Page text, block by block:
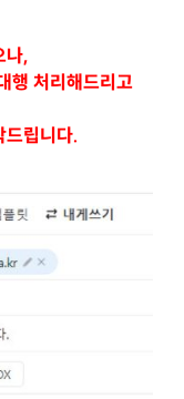
나,
행 처리해드리고
드립니다.